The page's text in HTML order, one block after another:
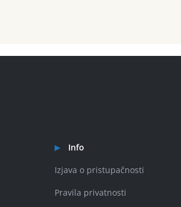
Info
Izjava o pristupačnosti
Pravila privatnosti